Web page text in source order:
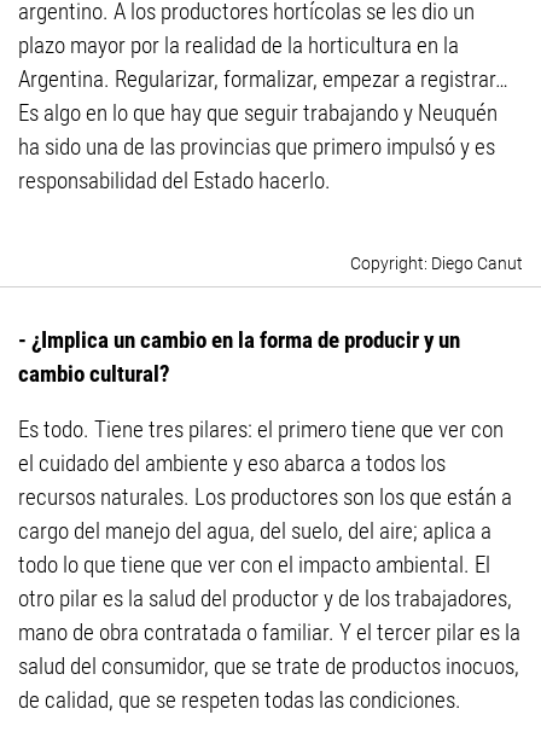
argentino. A los productores hortícolas se les dio un
plazo mayor por la realidad de la horticultura en la
Argentina. Regularizar, formalizar, empezar a registrar…
Es algo en lo que hay que seguir trabajando y Neuquén
ha sido una de las provincias que primero impulsó y es
responsabilidad del Estado hacerlo.
Diego Canut
- ¿Implica un cambio en la forma de producir y un
cambio cultural?
Es todo. Tiene tres pilares: el primero tiene que ver con
el cuidado del ambiente y eso abarca a todos los
recursos naturales. Los productores son los que están a
cargo del manejo del agua, del suelo, del aire; aplica a
todo lo que tiene que ver con el impacto ambiental. El
otro pilar es la salud del productor y de los trabajadores,
mano de obra contratada o familiar. Y el tercer pilar es la
salud del consumidor, que se trate de productos inocuos,
de calidad, que se respeten todas las condiciones.